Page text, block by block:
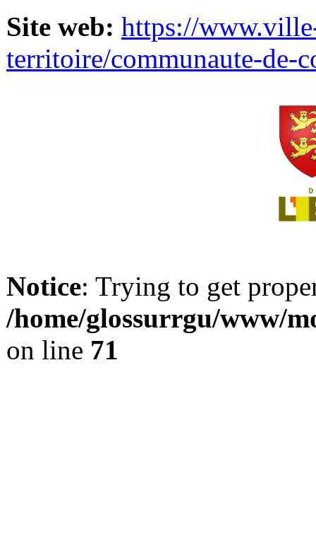
Site web: https://
territoire/communaute-de-
Notice: Trying to get
/home/glossurrgu/www/
on line 71